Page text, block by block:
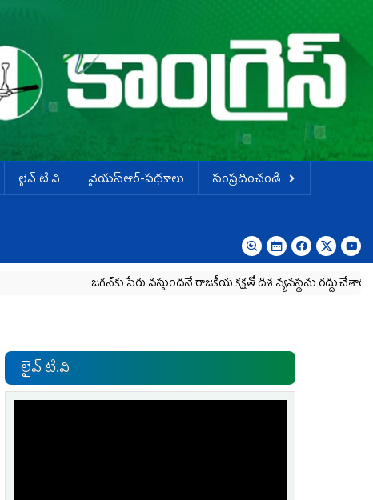
లైవ్ టి.వి వైయస్ఆర్-పథకాలు
సంప్రదించండి
జగన్‌కు పేరు వస్తుందనే రాజకీయ కక్షతో దిశ వ్య‌వ‌స్థ‌ను రద్దు చేశారు కృష్ణా
లైవ్ టి.వి